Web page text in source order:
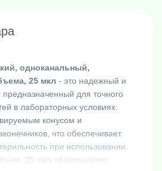
одноканальный,
25 мкл - это надежный и
для точного
в лабораторных условиях.
конусом и
что обеспечивает
при использовании.
25 мкл обеспечивает